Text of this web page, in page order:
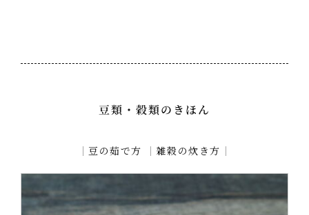
豆類・穀類のきほん
｜ 豆の茹で方 ｜ 雑穀の炊き方 ｜